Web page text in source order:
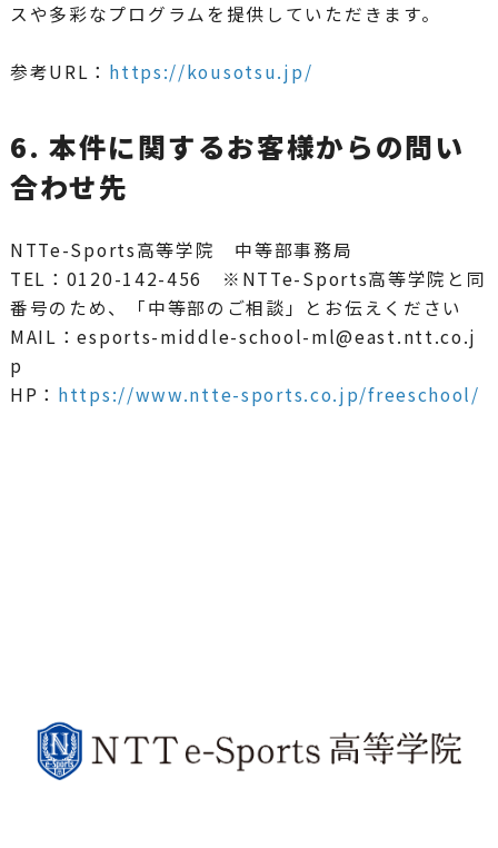
スや多彩なプログラムを提供していただきます。
参考URL： https://kousotsu.jp/
6. 本件に関するお客様からの問い
合わせ先
NTTe-Sports高等学院 中等部事務局
TEL：0120-142-456 ※NTTe-Sports高等学院と同
番号のため、「中等部のご相談」とお伝えください
MAIL：esports-middle-school-ml@east.ntt.co.j
p
HP： https://www.ntte-sports.co.jp/freeschool/